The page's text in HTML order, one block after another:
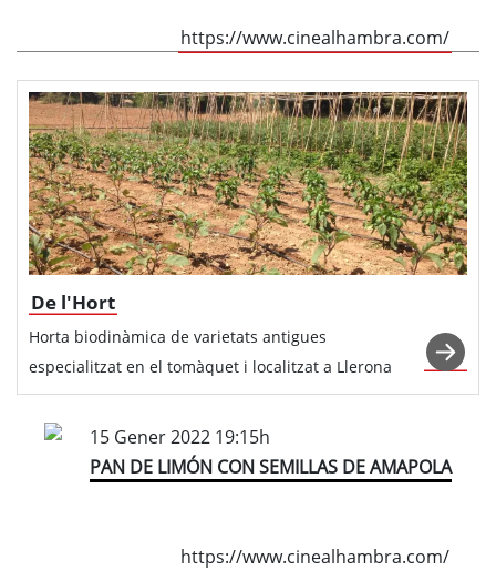
https://www.cinealhambra.com/
De l'Hort
Horta biodinàmica de varietats antigues
especialitzat en el tomàquet i localitzat a Llerona
15 Gener 2022 19:15h
PAN DE LIMÓN CON SEMILLAS DE AMAPOLA
https://www.cinealhambra.com/